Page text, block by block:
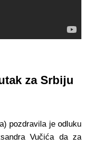
za Srbiju
pozdravila je odluku
Vučića da za